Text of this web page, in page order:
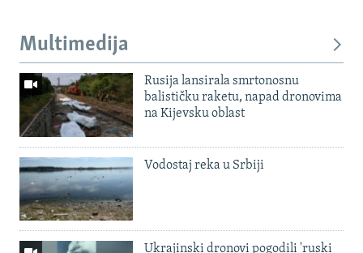
Multimedija
Rusija lansirala smrtonosnu
balističku raketu, napad dronovima
na Kijevsku oblast
Vodostaj reka u Srbiji
Ukrajinski dronovi pogodili 'ruski